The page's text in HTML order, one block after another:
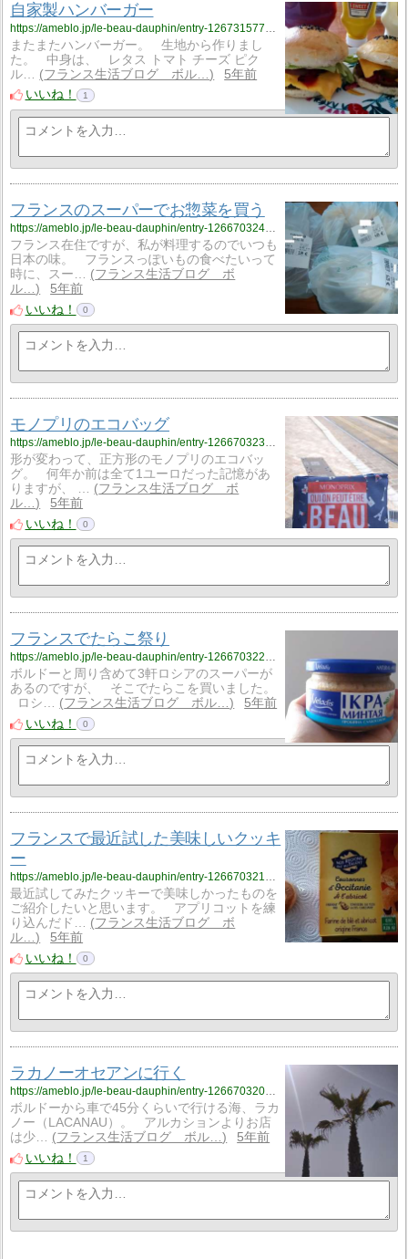
自家製ハンバーガー
https://ameblo.jp/le-beau-dauphin/entry-12673157740.html
またまたハンバーガー。 生地から作りまし
た。 中身は、 レタス トマト チーズ ピク
ル…
フランス生活ブログ ボル…
5年前
いいね！
1
フランスのスーパーでお惣菜を買う
https://ameblo.jp/le-beau-dauphin/entry-12667032434.html
フランス在住ですが、私が料理するのでいつも
日本の味。 フランスっぽいもの食べたいって
時に、スー…
フランス生活ブログ ボ
ル…
5年前
いいね！
0
モノプリのエコバッグ
https://ameblo.jp/le-beau-dauphin/entry-12667032333.html
形が変わって、正方形のモノプリのエコバッ
グ。 何年か前は全て1ユーロだった記憶があ
りますが、 …
フランス生活ブログ ボ
ル…
5年前
いいね！
0
フランスでたらこ祭り
https://ameblo.jp/le-beau-dauphin/entry-12667032224.html
ボルドーと周り含めて3軒ロシアのスーパーが
あるのですが、 そこでたらこを買いました。
ロシ…
フランス生活ブログ ボル…
5年前
いいね！
0
フランスで最近試した美味しいクッキ
ー
https://ameblo.jp/le-beau-dauphin/entry-12667032128.html
最近試してみたクッキーで美味しかったものを
ご紹介したいと思います。 アプリコットを練
り込んだド…
フランス生活ブログ ボ
ル…
5年前
いいね！
0
ラカノーオセアンに行く
https://ameblo.jp/le-beau-dauphin/entry-12667032056.html
ボルドーから車で45分くらいで行ける海、ラカ
ノー（LACANAU）。 アルカションよりお店
は少…
フランス生活ブログ ボル…
5年前
いいね！
1